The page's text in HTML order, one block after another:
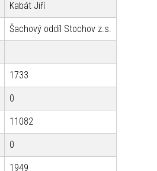
Kabát Jiří
Šachový oddíl Stochov z.s.
1733
0
11082
0
1949